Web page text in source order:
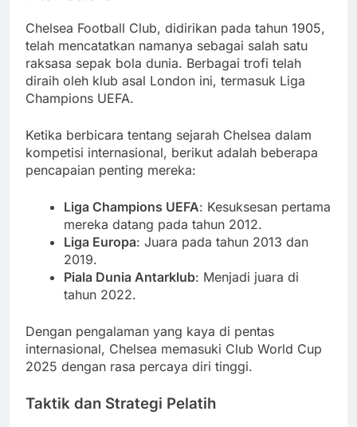
Chelsea Football Club, didirikan pada tahun 1905,
telah mencatatkan namanya sebagai salah satu
raksasa sepak bola dunia. Berbagai trofi telah
diraih oleh klub asal London ini, termasuk Liga
Champions UEFA.
Ketika berbicara tentang sejarah Chelsea dalam
kompetisi internasional, berikut adalah beberapa
pencapaian penting mereka:
Liga Champions UEFA: Kesuksesan pertama
mereka datang pada tahun 2012.
Liga Europa: Juara pada tahun 2013 dan
2019.
Piala Dunia Antarklub: Menjadi juara di
tahun 2022.
Dengan pengalaman yang kaya di pentas
internasional, Chelsea memasuki Club World Cup
2025 dengan rasa percaya diri tinggi.
Taktik dan Strategi Pelatih